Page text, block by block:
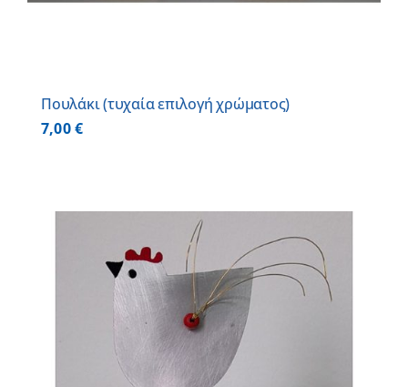
Πουλάκι (τυχαία επιλογή χρώματος)
7,00€